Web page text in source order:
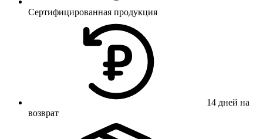
Сертифицированная продукция
14 дней на
возврат